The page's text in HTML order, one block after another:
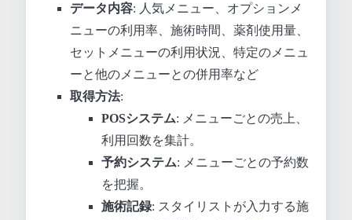
データ内容: 人気メニュー、オプションメ
ニューの利用率、施術時間、薬剤使用量、
セットメニューの利用状況、特定のメニュ
ーと他のメニューとの併用率など
取得方法:
POSシステム: メニューごとの売上、
利用回数を集計。
予約システム: メニューごとの予約数
を把握。
施術記録: スタイリストが入力する施